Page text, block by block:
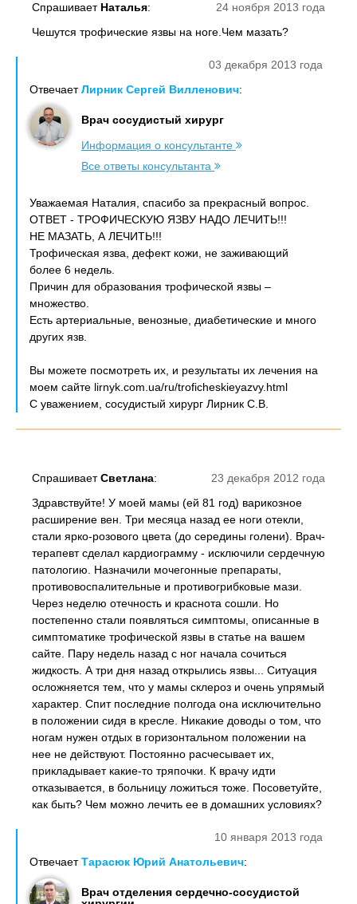
24 ноября 2013 года
Спрашивает Наталья:
Чешутся трофические язвы на ноге.Чем мазать?
03 декабря 2013 года
ОтвечаетЛирник Сергей Вилленович:
Врач сосудистый хирург
Информация о консультанте
Все ответы консультанта
Уважаемая Наталия, спасибо за прекрасный вопрос.
ОТВЕТ - ТРОФИЧЕСКУЮ ЯЗВУ НАДО ЛЕЧИТЬ!!!
НЕ МАЗАТЬ, А ЛЕЧИТЬ!!!
Трофическая язва, дефект кожи, не заживающий
более 6 недель.
Причин для образования трофической язвы –
множество.
Есть артериальные, венозные, диабетические и много
других язв.
Вы можете посмотреть их, и результаты их лечения на
моем сайте lirnyk.com.ua/ru/troficheskieyazvy.html
С уважением, сосудистый хирург Лирник С.В.
23 декабря 2012 года
СпрашиваетСветлана:
Здравствуйте! У моей мамы (ей 81 год) варикозное
расширение вен. Три месяца назад ее ноги отекли,
стали ярко-розового цвета (до середины голени). Врач-
терапевт сделал кардиограмму - исключили сердечную
патологию. Назначили мочегонные препараты,
противовоспалительные и противогрибковые мази.
Через неделю отечность и краснота сошли. Но
постепенно стали появляться симптомы, описанные в
симптоматике трофической язвы в статье на вашем
сайте. Пару недель назад с ног начала сочиться
жидкость. А три дня назад открылись язвы... Ситуация
осложняется тем, что у мамы склероз и очень упрямый
характер. Спит последние полгода она исключительно
в положении сидя в кресле. Никакие доводы о том, что
ногам нужен отдых в горизонтальном положении на
нее не действуют. Постоянно расчесывает их,
прикладывает какие-то тряпочки. К врачу идти
отказывается, в больницу ложиться тоже. Посоветуйте,
как быть? Чем можно лечить ее в домашних условиях?
10 января 2013 года
ОтвечаетТарасюк Юрий Анатольевич:
Врач отделения сердечно-сосудистой